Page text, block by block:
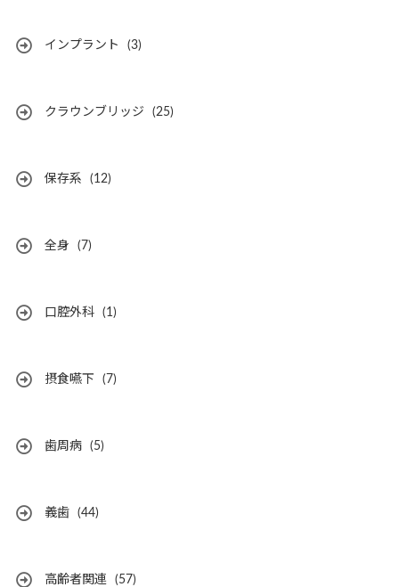
インプラント (3)
クラウンブリッジ (25)
保存系 (12)
全身 (7)
口腔外科 (1)
摂食嚥下 (7)
歯周病 (5)
義歯 (44)
高齢者関連 (57)